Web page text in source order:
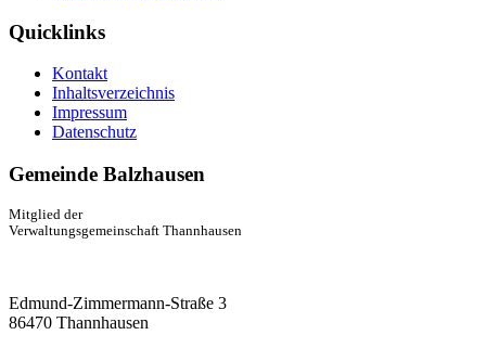
Quicklinks
Kontakt
Inhaltsverzeichnis
Impressum
Datenschutz
Gemeinde Balzhausen
Mitglied der
Verwaltungsgemeinschaft Thannhausen
Edmund-Zimmermann-Straße 3
86470 Thannhausen